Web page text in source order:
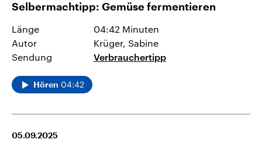
Selbermachtipp: Gemüse fermentieren
Länge
04:42 Minuten
Autor
Krüger, Sabine
Sendung
Verbrauchertipp
Hören 04:42
05.09.2025